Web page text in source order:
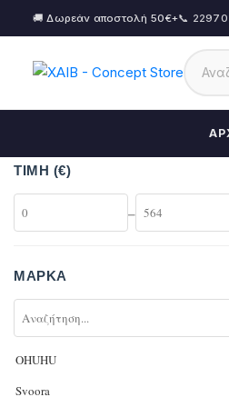
🚚 Δωρεάν αποστολή 50€+📞
ΤΙΜΉ (€)
–
ΜΆΡΚΑ
OHUHU
Svoora